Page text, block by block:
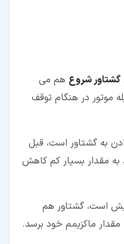
گشتاور شروع هم می
موتور در هنگام توقف
به گشتاور است، قبل
به مقدار بسیار کم کاهش
است، گشتاور هم
مقدار ماکزیمم خود برسد.